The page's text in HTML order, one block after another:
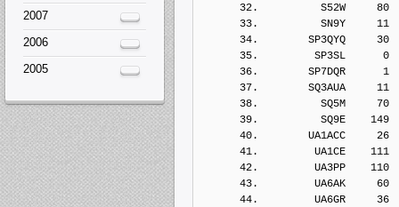
32.          S52W     80
33.          SN9Y     11
34.        SP3QYQ     30
35.         SP3SL      0
36.        SP7DQR      1
37.        SQ3AUA     11
38.          SQ5M     70
39.          SQ9E    149
40.        UA1ACC     26
41.         UA1CE    111
42.         UA3PP    110
43.         UA6AK     60
44.         UA6GR     36
2007
2006
2005